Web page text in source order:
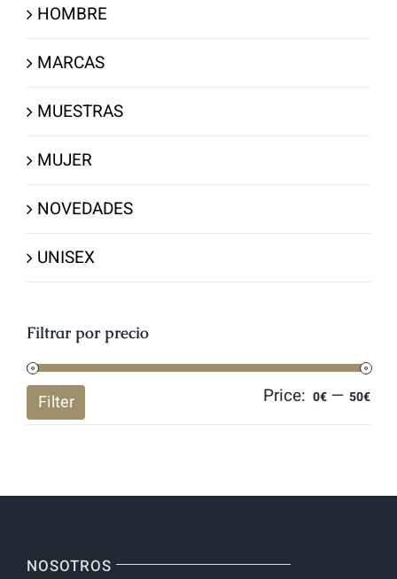
HOMBRE
MARCAS
MUESTRAS
MUJER
NOVEDADES
UNISEX
Filtrar por precio
Filter Price: 0€ — 50€
NOSOTROS